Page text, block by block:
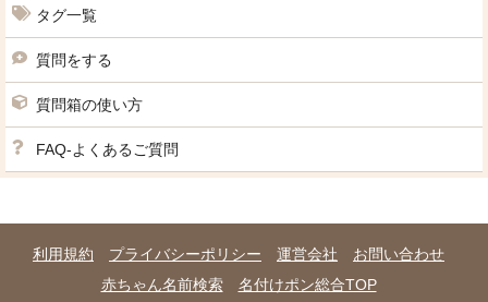
タグ一覧
質問をする
質問箱の使い方
FAQ-よくあるご質問
利用規約 プライバシーポリシー 運営会社
お問い合わせ
赤ちゃん名前検索
名付けポン総合TOP